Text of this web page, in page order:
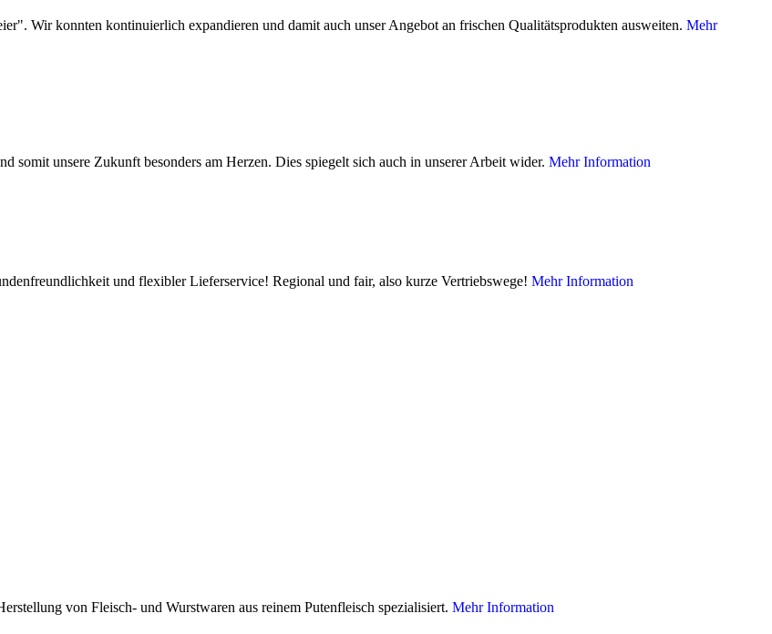
Wir konnten kontinuierlich expandieren und damit auch unser Angebot an frischen Qualitätsprodukten ausweiten. Mehr
somit unsere Zukunft besonders am Herzen. Dies spiegelt sich auch in unserer Arbeit wider. Mehr Information
und flexibler Lieferservice! Regional und fair, also kurze Vertriebswege! Mehr Information
von Fleisch- und Wurstwaren aus reinem Putenfleisch spezialisiert. Mehr Information